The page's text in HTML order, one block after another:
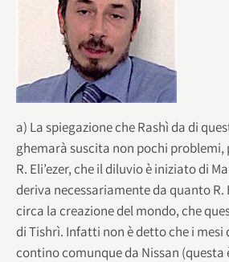
a) La spiegazione che Rashì da di
ghemarà suscita non pochi problemi,
R. Eli’ezer, che il diluvio è iniziato di
deriva necessariamente da quanto R.
circa la creazione del mondo, che
di Tishrì. Infatti non è detto che i mesi
contino comunque da Nissan (questa